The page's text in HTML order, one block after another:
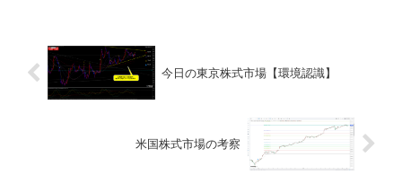
今日の東京株式市場【環境認識】
米国株式市場の考察